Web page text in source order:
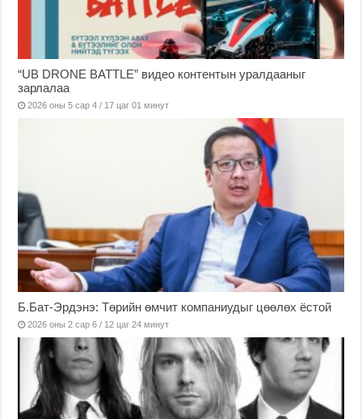
“UB DRONE BATTLE” видео контентын уралдааныг
зарлалаа
2026 оны 5 сар 4 / 17 цаг 01 минут
Б.Бат-Эрдэнэ: Төрийн өмчит компаниудыг цөөлөх ёстой
2026 оны 2 сар 6 / 12 цаг 24 минут